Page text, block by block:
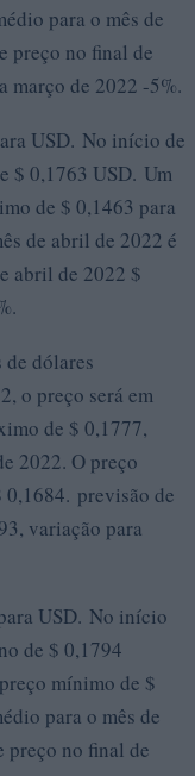
para o mês de
preço no final de
março de 2022 -5%.
USD. No início de
$ 0,1763 USD. Um
de $ 0,1463 para
de abril de 2022 é
abril de 2022 $
dólares
o preço será em
de $ 0,1777,
2022. O preço
0,1684. previsão de
variação para
USD. No início
de $ 0,1794
mínimo de $
para o mês de
preço no final de